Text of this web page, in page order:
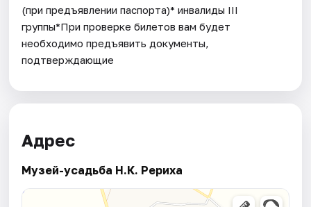
(при предъявлении паспорта)* инвалиды III
группы*При проверке билетов вам будет
необходимо предъявить документы,
подтверждающие
Адрес
Музей-усадьба Н.К. Рериха